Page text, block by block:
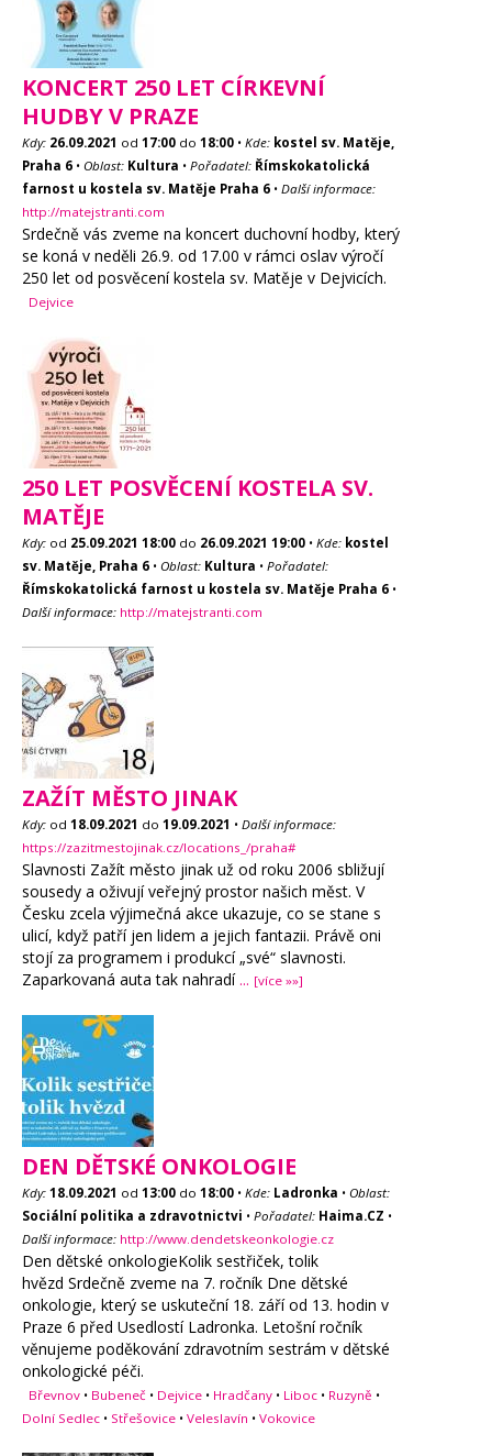
KONCERT 250 LET CÍRKEVNÍ
HUDBY V PRAZE
Kdy: 26.09.2021 od 17:00 do 18:00 • Kde: kostel sv. Matěje,
Praha 6 • Oblast: Kultura • Pořadatel: Římskokatolická
farnost u kostela sv. Matěje Praha 6 • Další informace:
http://matejstranti.com
Srdečně vás zveme na koncert duchovní hodby, který
se koná v neděli 26.9. od 17.00 v rámci oslav výročí
250 let od posvěcení kostela sv. Matěje v Dejvicích.
Dejvice
250 LET POSVĚCENÍ KOSTELA SV.
MATĚJE
Kdy: od 25.09.2021 18:00 do 26.09.2021 19:00 • Kde: kostel
sv. Matěje, Praha 6 • Oblast: Kultura • Pořadatel:
Římskokatolická farnost u kostela sv. Matěje Praha 6 •
Další informace: http://matejstranti.com
ZAŽÍT MĚSTO JINAK
Kdy: od 18.09.2021 do 19.09.2021 • Další informace:
https://zazitmestojinak.cz/locations_/praha#
Slavnosti Zažít město jinak už od roku 2006 sbližují
sousedy a oživují veřejný prostor našich měst. V
Česku zcela výjimečná akce ukazuje, co se stane s
ulicí, když patří jen lidem a jejich fantazii. Právě oni
stojí za programem i produkcí „své“ slavnosti.
Zaparkovaná auta tak nahradí... [více »»]
DEN DĚTSKÉ ONKOLOGIE
Kdy: 18.09.2021 od 13:00 do 18:00 • Kde: Ladronka • Oblast:
Sociální politika a zdravotnictvi • Pořadatel: Haima.CZ •
Další informace: http://www.dendetskeonkologie.cz
Den dětské onkologieKolik sestřiček, tolik
hvězd Srdečně zveme na 7. ročník Dne dětské
onkologie, který se uskuteční 18. září od 13. hodin v
Praze 6 před Usedlostí Ladronka. Letošní ročník
věnujeme poděkování zdravotním sestrám v dětské
onkologické péči.
Břevnov • Bubeneč • Dejvice • Hradčany • Liboc • Ruzyně •
Dolní Sedlec • Střešovice • Veleslavín • Vokovice